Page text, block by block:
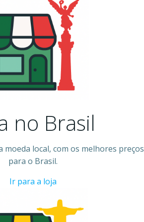
no Brasil
moeda local, com os melhores preços
para o Brasil.
Ir para a loja